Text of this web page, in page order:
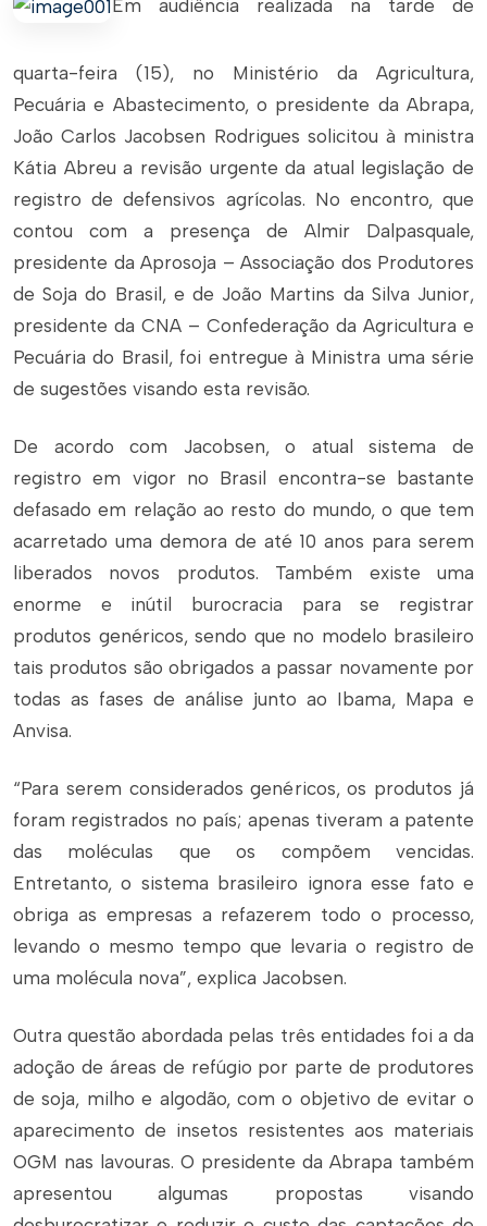
Em audiência realizada na tarde de
quarta-feira (15), no Ministério da Agricultura,
Pecuária e Abastecimento, o presidente da Abrapa,
João Carlos Jacobsen Rodrigues solicitou à ministra
Kátia Abreu a revisão urgente da atual legislação de
registro de defensivos agrícolas. No encontro, que
contou com a presença de Almir Dalpasquale,
presidente da Aprosoja – Associação dos Produtores
de Soja do Brasil, e de João Martins da Silva Junior,
presidente da CNA – Confederação da Agricultura e
Pecuária do Brasil, foi entregue à Ministra uma série
de sugestões visando esta revisão.
De acordo com Jacobsen, o atual sistema de
registro em vigor no Brasil encontra-se bastante
defasado em relação ao resto do mundo, o que tem
acarretado uma demora de até 10 anos para serem
liberados novos produtos. Também existe uma
enorme e inútil burocracia para se registrar
produtos genéricos, sendo que no modelo brasileiro
tais produtos são obrigados a passar novamente por
todas as fases de análise junto ao Ibama, Mapa e
Anvisa.
“Para serem considerados genéricos, os produtos já
foram registrados no país; apenas tiveram a patente
das moléculas que os compõem vencidas.
Entretanto, o sistema brasileiro ignora esse fato e
obriga as empresas a refazerem todo o processo,
levando o mesmo tempo que levaria o registro de
uma molécula nova”, explica Jacobsen.
Outra questão abordada pelas três entidades foi a da
adoção de áreas de refúgio por parte de produtores
de soja, milho e algodão, com o objetivo de evitar o
aparecimento de insetos resistentes aos materiais
OGM nas lavouras. O presidente da Abrapa também
apresentou algumas propostas visando